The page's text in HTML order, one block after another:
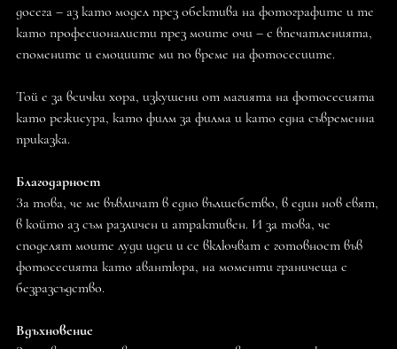
досега – аз като модел през обектива на фотографите и те
като професионалисти през моите очи – с впечатленията,
спомените и емоциите ми по време на фотосесиите.
Той е за всички хора, изкушени от магията на фотосесията
като режисура, като филм за филма и като една съвременна
приказка.
Благодарност
За това, че ме въвличат в едно вълшебство, в един нов свят,
в който аз съм различен и атрактивен. И за това, че
споделят моите луди идеи и се включват с готовност във
фотосесията като авантюра, на моменти граничеща с
безразсъдство.
Вдъхновение